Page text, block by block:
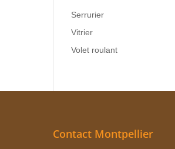
Serrurier
Vitrier
Volet roulant
Contact Montpellier